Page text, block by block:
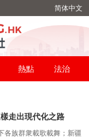
简体中文
熱點 法治
走出現代化之路
各族群衆載歌載舞；新疆